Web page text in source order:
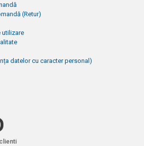
(Retur)
utilizare
datelor cu caracter personal)